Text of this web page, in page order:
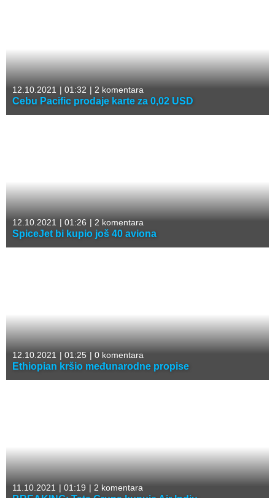
12.10.2021 | 01:32 | 2 komentara
Cebu Pacific prodaje karte za 0,02 USD
12.10.2021 | 01:26 | 2 komentara
SpiceJet bi kupio još 40 aviona
12.10.2021 | 01:25 | 0 komentara
Ethiopian kršio međunarodne propise
11.10.2021 | 01:19 | 2 komentara